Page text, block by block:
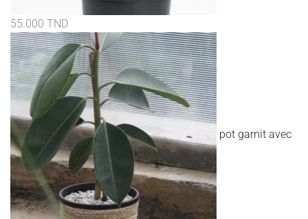
55.000 TND
pot garnit avec